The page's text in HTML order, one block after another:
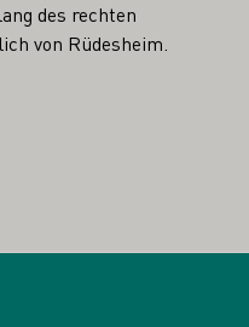
des rechten
von Rüdesheim.